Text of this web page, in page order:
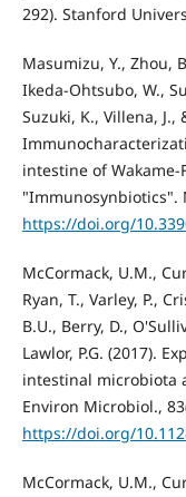
292). Stanford
Masumizu, Y., Zhou,
Ikeda-Ohtsubo, W.,
Suzuki, K., Villena,
intestine of
"Immunosynbiotics".
https://doi.org/
McCormack, U.M.,
Ryan, T., Varley, P.,
B.U., Berry, D.,
Lawlor, P.G. (2017).
intestinal microbiota
Environ Microbiol.,
https://doi.org/
McCormack, U.M.,